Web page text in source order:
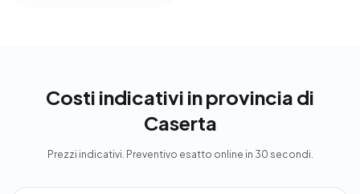
Costi indicativi in provincia di
Caserta
Prezzi indicativi. Preventivo esatto online in 30 secondi.